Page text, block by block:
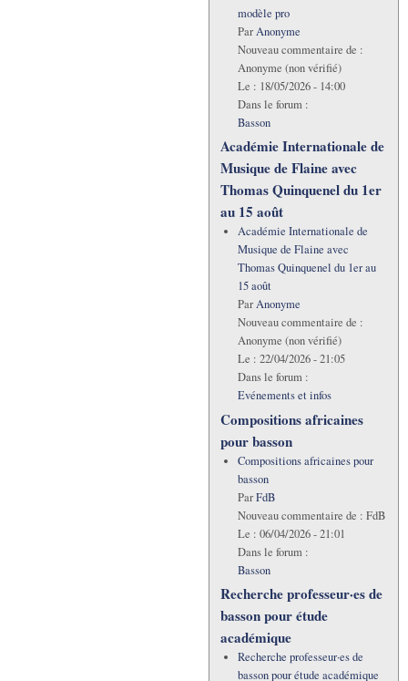
modèle pro
ParAnonyme
Nouveau commentaire de :
Anonyme (non vérifié)
Le : 18/05/2026 - 14:00
Dans le forum :
Basson
Académie Internationale de
Musique de Flaine avec
Thomas Quinquenel du 1er
au 15 août
Académie Internationale de
Musique de Flaine avec
Thomas Quinquenel du 1er au
15 août
ParAnonyme
Nouveau commentaire de :
Anonyme (non vérifié)
Le : 22/04/2026 - 21:05
Dans le forum :
Evénements et infos
Compositions africaines
pour basson
Compositions africaines pour
basson
ParFdB
Nouveau commentaire de : FdB
Le : 06/04/2026 - 21:01
Dans le forum :
Basson
Recherche professeur·es de
basson pour étude
académique
Recherche professeur·es de
basson pour étude académique